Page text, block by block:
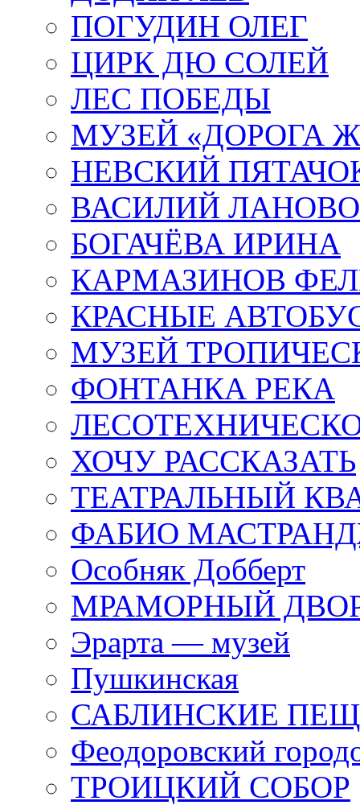
ПОГУДИН ОЛЕГ
ЦИРК ДЮ СОЛЕЙ
ЛЕС ПОБЕДЫ
МУЗЕЙ «ДОРОГА
НЕВСКИЙ
ВАСИЛИЙ
БОГАЧЁВА ИРИНА
КАРМАЗИНОВ
КРАСНЫЕ
МУЗЕЙ
ФОНТАНКА РЕКА
ХОЧУ РАССКАЗАТЬ
ТЕАТРАЛЬНЫЙ
ФАБИО
Особняк Добберт
МРАМОРНЫЙ
Эрарта — музей
Пушкинская
САБЛИНСКИЕ
Феодоровский
ТРОИЦКИЙ СОБОР